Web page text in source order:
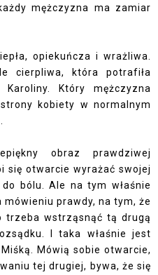
mężczyzna ma zamiar
opiekuńcza i wrażliwa.
cierpliwa, która potrafiła
Który mężczyzna
kobiety w normalnym
obraz prawdziwej
się otwarcie wyrażać swojej
bólu. Ale na tym właśnie
prawdy, na tym, że
wstrząsnąć tą drugą
I taka właśnie jest
Mówią sobie otwarcie,
tej drugiej, bywa, że się